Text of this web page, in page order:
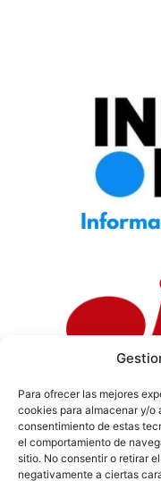
Para ofrecer las mejores
cookies para almacenar y/o
consentimiento de estas
el comportamiento de
sitio. No consentir o retirar
negativamente a ciertas
Política de